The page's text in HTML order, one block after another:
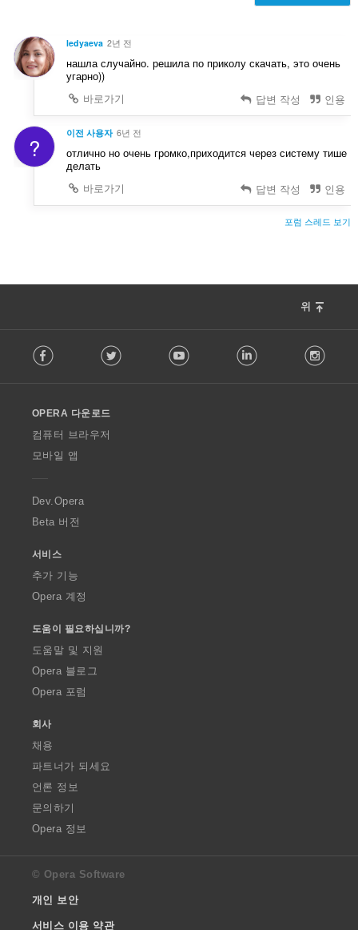
ledyaeva 2년 전
нашла случайно. решила по приколу скачать, это очень
угарно))
바로가기
답변 작성 인용
? 이전 사용자 6년 전
отлично но очень громко,приходится через систему тише
делать
바로가기
답변 작성 인용
포럼 스레드 보기
위
o
w
O
p
a
Facebook Twitter Youtube LinkedIn
OPERA 다운로드
컴퓨터 브라우저
모바일 앱
Dev.Opera
Beta 버전
서비스
추가 기능
Opera 계정
도움이 필요하십니까?
도움말 및 지원
Opera 블로그
Opera 포럼
회사
채용
파트너가 되세요
언론 정보
문의하기
Opera 정보
© Opera Software
개인 보안
서비스 이용 약관